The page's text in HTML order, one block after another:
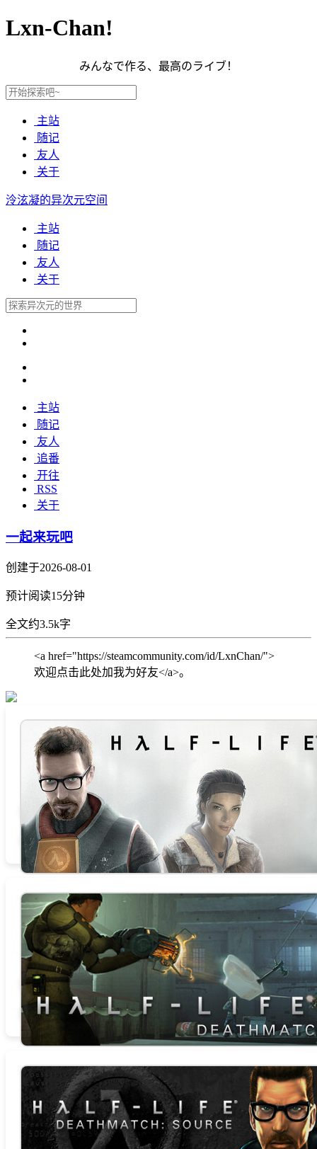
Lxn-Chan!
みんなで作る、最高のライブ！
主站
随记
友人
关于
泠泫凝的异次元空间
主站
随记
友人
关于
主站
随记
友人
追番
开往
RSS
关于
一起来玩吧
创建于2026-08-01
预计阅读15分钟
全文约3.5k字
<a href="https://steamcommunity.com/id/LxnChan/">
欢迎点击此处加我为好友</a>。
总时数 0.0 小时
商店页面 论坛 查找社区组 官方网站
相关新闻 STEAMDB
Half-Life 2:
Deathmatch
总时数 0.0 小时
商店页面 查找社区组 官方网站
相关新闻 STEAMDB
Half-Life Deathmatch:
Source
总时数 0.0 小时